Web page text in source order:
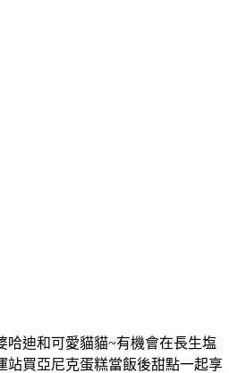
哈迪和可愛貓貓~有機會在長生塩
站買亞尼克蛋糕當飯後甜點一起享